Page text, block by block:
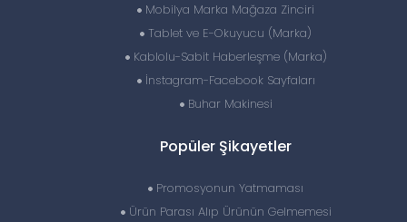
Mobilya Marka Mağaza Zinciri
Tablet ve E-Okuyucu (Marka)
Kablolu-Sabit Haberleşme (Marka)
İnstagram-Facebook Sayfaları
Buhar Makinesi
Popüler Şikayetler
Promosyonun Yatmaması
Ürün Parası Alıp Ürünün Gelmemesi